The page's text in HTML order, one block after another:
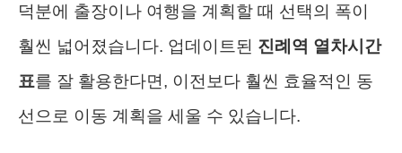
덕분에 출장이나 여행을 계획할 때 선택의 폭이
훨씬 넓어졌습니다. 업데이트된 진례역 열차시간
표를 잘 활용한다면, 이전보다 훨씬 효율적인 동
선으로 이동 계획을 세울 수 있습니다.